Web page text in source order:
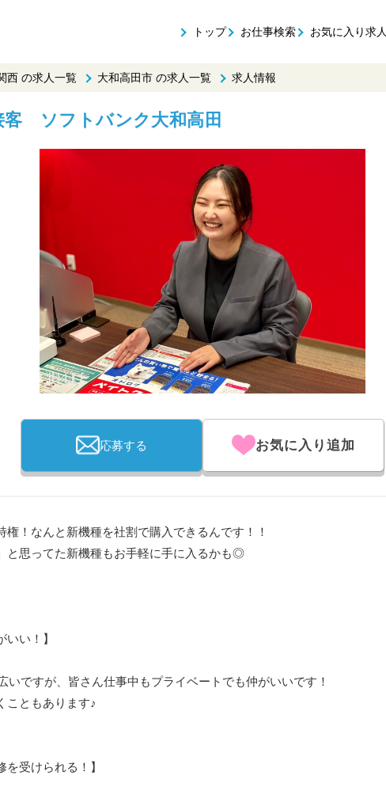
トップ お仕事検索 お気に入り求人
西 の求人一覧 大和高田市 の求人一覧 求人情報
ソフトバンク大和高田
応募する お気に入り追加
！なんと新機種を社割で購入できるんです！！
と思ってた新機種もお手軽に手に入るかも◎
い！】
いですが、皆さん仕事中もプライベートでも仲がいいです！
こともあります♪
受けられる！】